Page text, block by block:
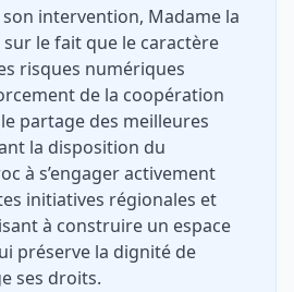
intervention, Madame la
le fait que le caractère
risques numériques
de la coopération
partage des meilleures
la disposition du
à s’engager activement
initiatives régionales et
à construire un espace
préserve la dignité de
ses droits.